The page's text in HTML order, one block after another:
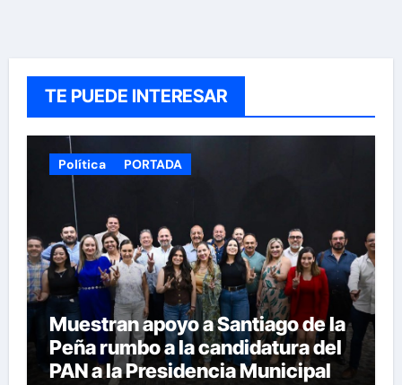
TE PUEDE INTERESAR
Política PORTADA
Muestran apoyo a Santiago de la
Peña rumbo a la candidatura del
PAN a la Presidencia Municipal